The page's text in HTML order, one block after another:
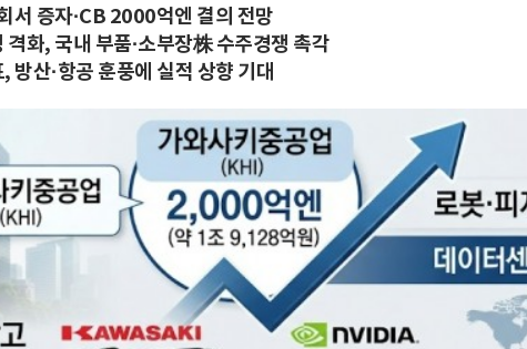
서 증자·CB 2000억엔 결의 전망
화, 국내 부품·소부장株 수주경쟁 촉각
산·항공 훈풍에 실적 상향 기대